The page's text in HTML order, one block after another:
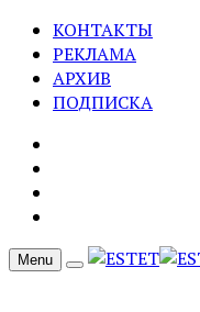
КОНТАКТЫ
РЕКЛАМА
АРХИВ
ПОДПИСКА
Menu